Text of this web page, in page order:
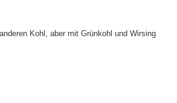
Kohl, aber mit Grünkohl und Wirsing